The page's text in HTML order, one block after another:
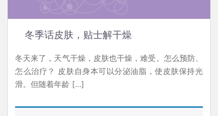
冬季话皮肤，贴士解干燥
冬天来了，天气干燥，皮肤也干燥，难受。怎么预防、
怎么治疗？ 皮肤自身本可以分泌油脂，使皮肤保持光
滑。但随着年龄 […]